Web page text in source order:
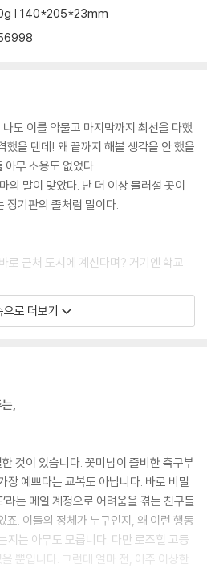
| 140*205*23mm
도 이를 악물고 마지막까지 최선을 다했
했을 텐데! 왜 끝까지 해볼 생각을 안 했을
아무 소용도 없었다.
의 말이 맞았다. 난 더 이상 물러설 곳이
장기판의 졸처럼 말이다.
로 근처 도시에 계신다며? 거기엔 학교
이 안 예뻐! 그런 촌스럽고 조잡한 교복
이크를 통해 울려 퍼지자 갑자기 눈가
로는 일부러 영국식 문화에 맞춰 살았고
았다.
았다. 마치 내 과거를 모조리 지우고 싶어
를 듣자마자 그동안의 노력이 순식간에
으로 더보기
,
것이 있습니다. 꽃미남이 즐비한 축구부
장 예쁘다는 교복도 아닙니다. 바로 비밀
라는 메일 계정으로 어려움을 겪는 친구들
죠. 이들의 정체가 누구인지, 왜 이런 행동
지는 아무도 모릅니다. 다만 로즈힐 고등
뿐입니다. 그런데 얼마 전, 아주 이상한